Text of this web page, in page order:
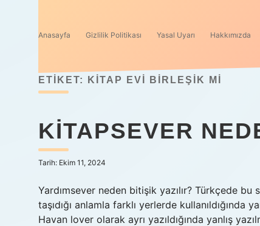
Anasayfa Gizlilik Politikası Yasal Uyarı Hakkımızda
ETIKET: KITAP EVI BIRLEŞIK MI
KITAPSEVER
Tarih: Ekim 11, 2024
Yardımsever neden bitişik yazılır? Türkçede bu
taşıdığı anlamla farklı yerlerde kullanıldığında
Havan lover olarak ayrı yazıldığında yanlış